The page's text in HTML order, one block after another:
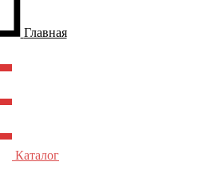
Главная
Каталог